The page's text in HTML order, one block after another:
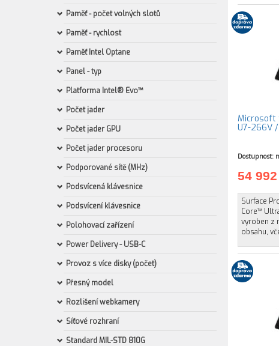
Paměť - počet volných slotů
Paměť - rychlost
Paměť Intel Optane
Panel - typ
Platforma Intel® Evo™
Počet jader
Počet jader GPU
Počet jader procesoru
Podporované sítě (MHz)
Podsvícená klávesnice
Podsvícení klávesnice
Polohovací zařízení
Power Delivery - USB-C
Provoz s více disky (počet)
Přesný model
Rozlišení webkamery
Síťové rozhraní
Standard MIL-STD 810G
Microsoft
U7-266V
Dostupnost:
54
Surface
Core™
vyroben z
obsahu,